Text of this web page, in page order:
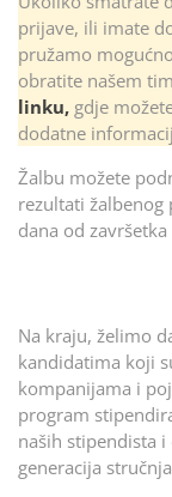
prijave, ili imate
pružamo
obratite našem
linku, gdje
dodatne
Žalbu možete
rezultati
dana od
Na kraju, želimo
kandidatima koji
kompanijama i
program
naših stipendista
generacija